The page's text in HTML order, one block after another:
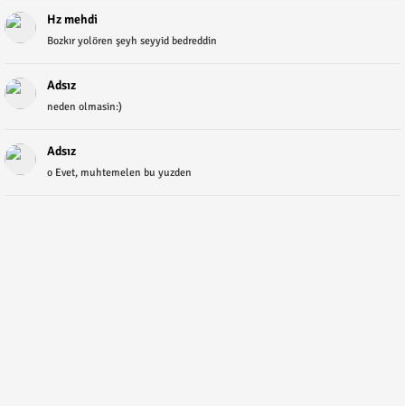
Hz mehdi
Bozkır yolören şeyh seyyid bedreddin
Adsız
neden olmasin:)
Adsız
o Evet, muhtemelen bu yuzden